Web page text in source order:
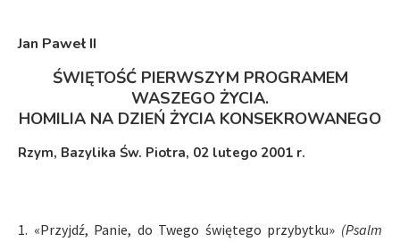
Jan Paweł II
ŚWIĘTOŚĆ PIERWSZYM PROGRAMEM
WASZEGO ŻYCIA.
HOMILIA NA DZIEŃ ŻYCIA KONSEKROWANEGO
Rzym, Bazylika Św. Piotra, 02 lutego 2001 r.
1. «Przyjdź, Panie, do Twego świętego przybytku» (Psalm